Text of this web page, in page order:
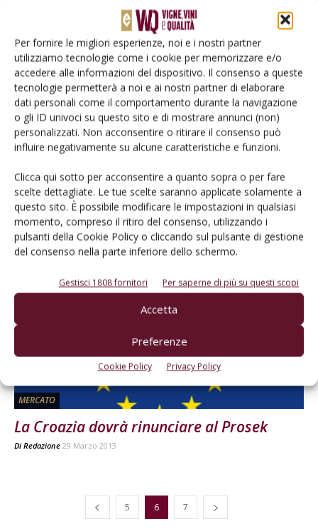
Per fornire le migliori esperienze, noi e i nostri partner
utilizziamo tecnologie come i cookie per memorizzare e/o
accedere alle informazioni del dispositivo. Il consenso a queste
tecnologie permetterà a noi e ai nostri partner di elaborare
dati personali come il comportamento durante la navigazione
o gli ID univoci su questo sito e di mostrare annunci (non)
personalizzati. Non acconsentire o ritirare il consenso può
influire negativamente su alcune caratteristiche e funzioni.
Clicca qui sotto per acconsentire a quanto sopra o per fare
scelte dettagliate. Le tue scelte saranno applicate solamente a
questo sito. È possibile modificare le impostazioni in qualsiasi
momento, compreso il ritiro del consenso, utilizzando i
pulsanti della Cookie Policy o cliccando sul pulsante di gestione
del consenso nella parte inferiore dello schermo.
Gestisci 1808 fornitori Per saperne di più su questi scopi
Accetta
Preferenze
Cookie Policy Privacy Policy
L’Intergruppo Vino del Parlamento
Europeo in visita nei territori del Prosecco
DiRedazione 10 Luglio 2013
MERCATO
La Croazia dovrà rinunciare al Prosek
Di Redazione 29 Marzo 2013
5 6 7